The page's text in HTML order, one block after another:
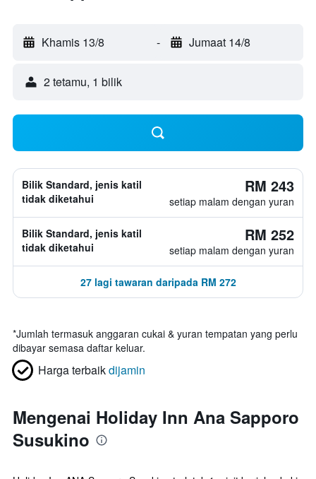
Khamis 13/8 - Jumaat 14/8
2 tetamu, 1 bilik
Bilik Standard, jenis katil
tidak diketahui
RM 243
setiap malam dengan yuran
Bilik Standard, jenis katil
tidak diketahui
RM 252
setiap malam dengan yuran
27 lagi tawaran daripada RM 272
*Jumlah termasuk anggaran cukai & yuran tempatan yang perlu
dibayar semasa daftar keluar.
Harga terbaikdijamin
Mengenai Holiday Inn Ana Sapporo
Susukino